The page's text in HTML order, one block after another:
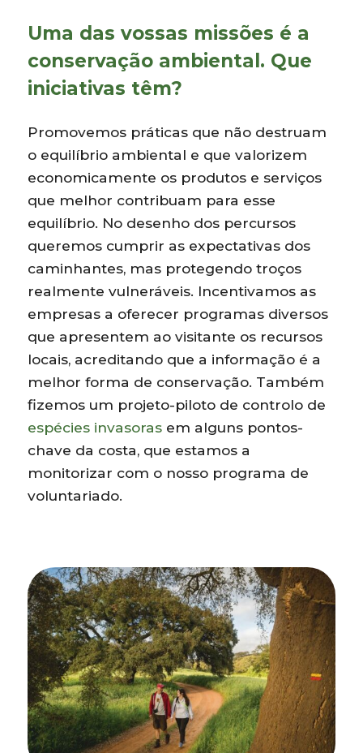
Uma das vossas missões é a
conservação ambiental. Que
iniciativas têm?
Promovemos práticas que não destruam
o equilíbrio ambiental e que valorizem
economicamente os produtos e serviços
que melhor contribuam para esse
equilíbrio. No desenho dos percursos
queremos cumprir as expectativas dos
caminhantes, mas protegendo troços
realmente vulneráveis. Incentivamos as
empresas a oferecer programas diversos
que apresentem ao visitante os recursos
locais, acreditando que a informação é a
melhor forma de conservação. Também
fizemos um projeto-piloto de controlo de
espécies invasoras em alguns pontos-
chave da costa, que estamos a
monitorizar com o nosso programa de
voluntariado.